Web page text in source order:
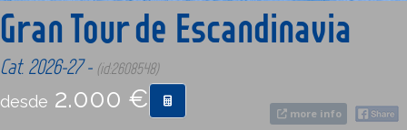
COMPRAR
CONTACTO
more info
Gran Tour de Escandinavia
Cat. 2026-27 - (id:2608548)
desde 2.000 €